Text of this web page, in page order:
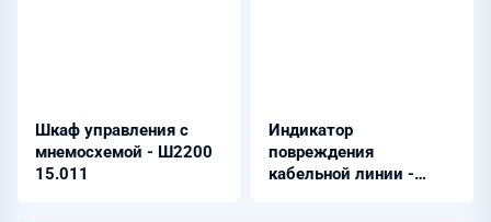
Шкаф управления с
мнемосхемой - Ш2200
15.011
Индикатор
повреждения
кабельной линии -